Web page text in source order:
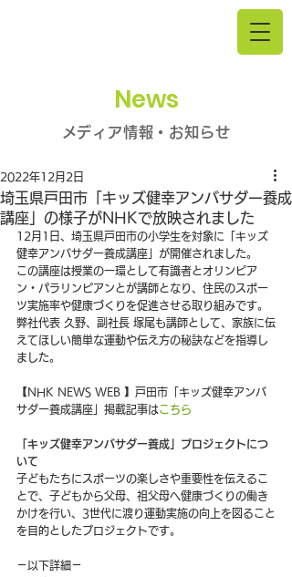
News
メディア情報・お知らせ
埼玉県戸田市「キッズ健幸アンバサダー養成
講座」の様子がNHKで放映されました
2022年12月2日
12月1日、埼玉県戸田市の小学生を対象に「キッズ
健幸アンバサダー養成講座」が開催されました。
この講座は授業の一環として有識者とオリンピア
ン・パラリンピアンとが講師となり、住民のスポー
ツ実施率や健康づくりを促進させる取り組みです。
弊社代表 久野、副社長 塚尾も講師として、家族に伝
えてほしい簡単な運動や伝え方の秘訣などを指導し
ました。
【NHK NEWS WEB 】戸田市「キッズ健幸アンバ
サダー養成講座」掲載記事はこちら
「キッズ健幸アンバサダー養成」プロジェクトにつ
いて
子どもたちにスポーツの楽しさや重要性を伝えるこ
とで、子どもから父母、祖父母へ健康づくりの働き
かけを行い、3世代に渡り運動実施の向上を図ること
を目的としたプロジェクトです。
－以下詳細－